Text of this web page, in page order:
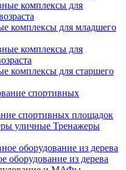
комплексы для младшего
комплексы для старшего
спортивных площадок
Тренажеры
оборудование из дерева